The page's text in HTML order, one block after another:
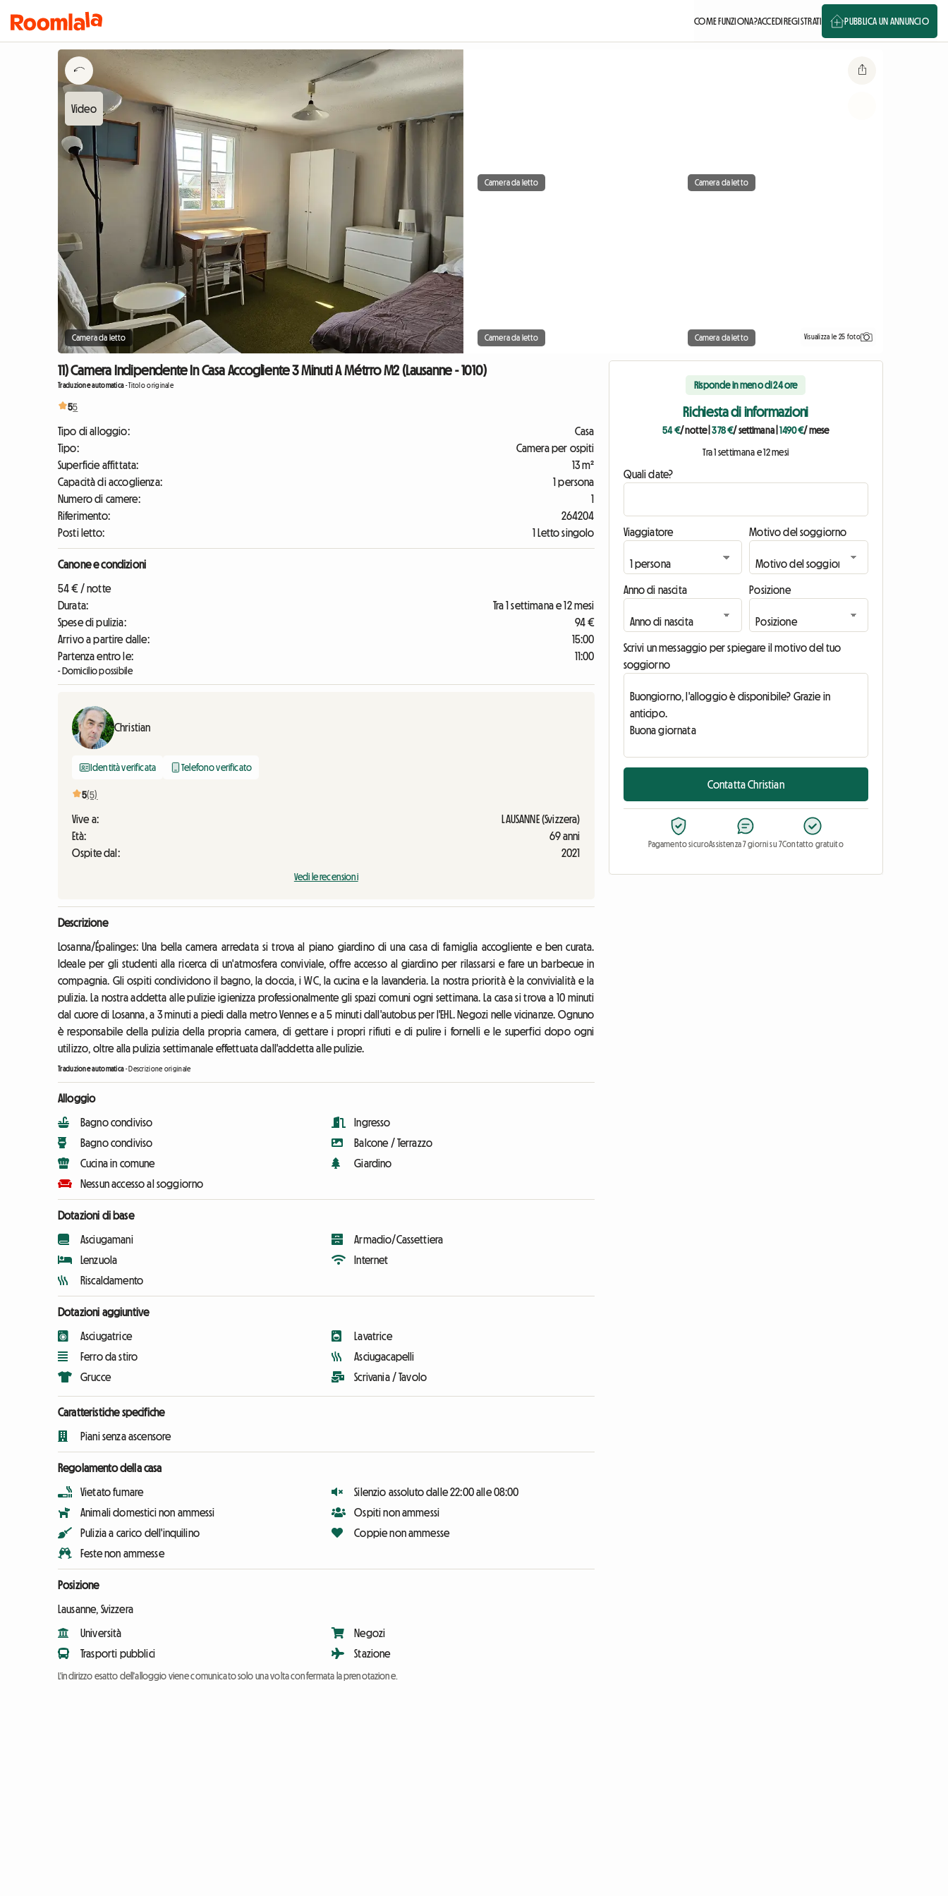
COME FUNZIONA?ACCEDIREGISTRATI PUBBLICA UN ANNUNCIO
Camera da letto
Camera da letto Camera da letto
Camera da letto Camera da letto Visualizza le 25 foto
11) Camera Indipendente In Casa Accogliente 3 Minuti A Métrro M2 (Lausanne - 1010)
Traduzione automatica-Titolo originale
55
Tipo di alloggio:
Casa
Tipo:
Camera per ospiti
Superficie affittata:
13 m²
Capacità di accoglienza:
1 persona
Numero di camere:
1
Riferimento:
264204
Posti letto:
1 Letto singolo
Canone e condizioni
54 € / notte
Durata:
Tra 1 settimana e 12 mesi
Spese di pulizia:
94 €
Arrivo a partire dalle:
15:00
Partenza entro le:
11:00
- Domicilio possibile
Christian
Identità verificata Telefono verificato
5(5)
Vive a:
LAUSANNE (Svizzera)
Età:
69 anni
Ospite dal:
2021
Vedi le recensioni
Descrizione
Losanna/Épalinges: Una bella camera arredata si trova al piano giardino di una casa di famiglia accogliente e ben curata.
Ideale per gli studenti alla ricerca di un'atmosfera conviviale, offre accesso al giardino per rilassarsi e fare un barbecue in
compagnia. Gli ospiti condividono il bagno, la doccia, i WC, la cucina e la lavanderia. La nostra priorità è la convivialità e la
pulizia. La nostra addetta alle pulizie igienizza professionalmente gli spazi comuni ogni settimana. La casa si trova a 10 minuti
dal cuore di Losanna, a 3 minuti a piedi dalla metro Vennes e a 5 minuti dall'autobus per l'EHL. Negozi nelle vicinanze. Ognuno
è responsabile della pulizia della propria camera, di gettare i propri rifiuti e di pulire i fornelli e le superfici dopo ogni
utilizzo, oltre alla pulizia settimanale effettuata dall'addetta alle pulizie.
Traduzione automatica-Descrizione originale
Alloggio
Bagno condiviso
Bagno condiviso
Cucina in comune
Nessun accesso al soggiorno
Ingresso
Balcone / Terrazzo
Giardino
Dotazioni di base
Asciugamani
Lenzuola
Riscaldamento
Armadio/Cassettiera
Internet
Dotazioni aggiuntive
Asciugatrice
Ferro da stiro
Grucce
Lavatrice
Asciugacapelli
Scrivania / Tavolo
Caratteristiche specifiche
Piani senza ascensore
Regolamento della casa
Vietato fumare
Animali domestici non ammessi
Pulizia a carico dell'inquilino
Feste non ammesse
Silenzio assoluto dalle 22:00 alle 08:00
Ospiti non ammessi
Coppie non ammesse
Posizione
Lausanne, Svizzera
Università
Trasporti pubblici
Negozi
Stazione
L'indirizzo esatto dell'alloggio viene comunicato solo una volta confermata la prenotazione.
Risponde in meno di 24 ore
Richiesta di informazioni
54 €/ notte|378 €/ settimana|1490 €/ mese
Tra 1 settimana e 12 mesi
Quali date?
Viaggiatore Motivo del soggiorno
Anno di nascita Posizione
Scrivi un messaggio per spiegare il motivo del tuo
soggiorno
Contatta Christian
Pagamento sicuroAssistenza 7 giorni su 7Contatto gratuito